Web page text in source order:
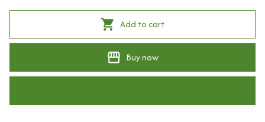
Add to cart
Buy now